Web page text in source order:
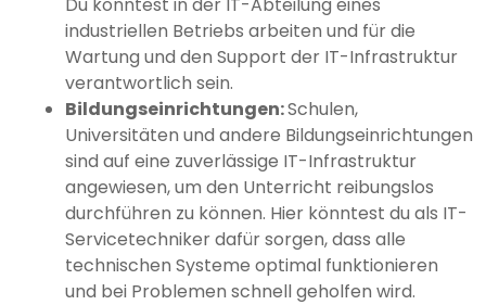
industriellen Betriebs arbeiten und für die
Wartung und den Support der IT-Infrastruktur
verantwortlich sein.
Bildungseinrichtungen:Schulen,
Universitäten und andere Bildungseinrichtungen
sind auf eine zuverlässige IT-Infrastruktur
angewiesen, um den Unterricht reibungslos
durchführen zu können. Hier könntest du als IT-
Servicetechniker dafür sorgen, dass alle
technischen Systeme optimal funktionieren
und bei Problemen schnell geholfen wird.